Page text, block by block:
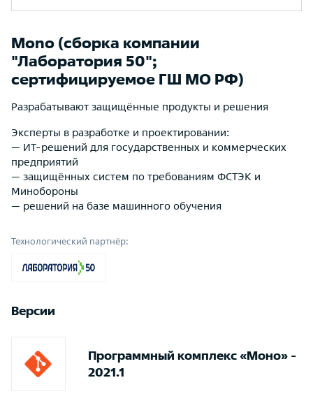
Mono (сборка компании
"Лаборатория 50";
сертифицируемое ГШ МО РФ)
Разрабатывают защищённые продукты и решения
Эксперты в разработке и проектировании:
— ИТ-решений для государственных и коммерческих
предприятий
— защищённых систем по требованиям ФСТЭК и
Минобороны
— решений на базе машинного обучения
Технологический партнёр:
Версии
Программный комплекс «Моно» -
2021.1